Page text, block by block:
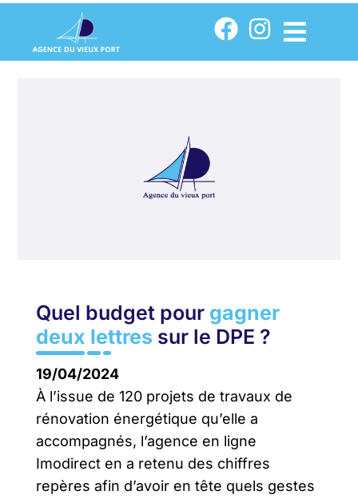
Quel budget pour gagner
deux lettres sur le DPE ?
19/04/2024
À l’issue de 120 projets de travaux de
rénovation énergétique qu’elle a
accompagnés, l’agence en ligne
Imodirect en a retenu des chiffres
repères afin d’avoir en tête quels gestes